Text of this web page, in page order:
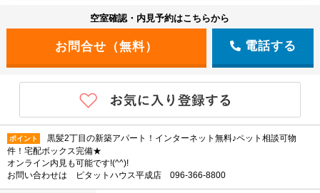
空室確認・内見予約はこちらから
電話する
ポイント
黒髪2丁目の新築アパート！インターネット無料♪ペット相談可物
件！宅配ボックス完備★
オンライン内見も可能です!(^^)!
お問い合わせは ピタットハウス平成店 096-366-8800